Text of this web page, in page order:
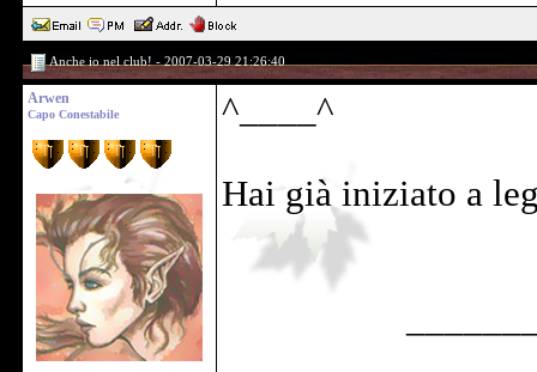
Anche io nel club! - 2007-03-29 21:26:40
Arwen
Capo Conestabile ^____^
Hai già iniziato a